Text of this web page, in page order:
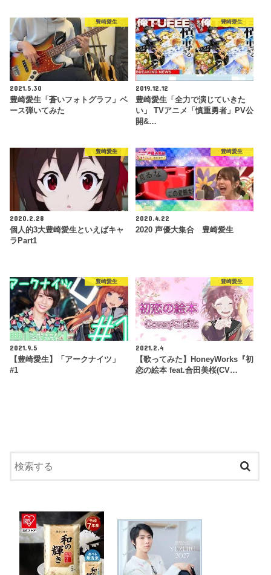
豊崎愛生
2021.5.30
豊崎愛生「蒼いフォトグラフ」ベ
ース弾いてみた
豊崎愛生
2019.12.12
豊崎愛生「全力で演じていきた
い」 TVアニメ「慎重勇者」PV公
開&…
豊崎愛生
2020.2.28
個人的3大豊崎愛生といえばキャ
ラPart1
豊崎愛生
2020.4.22
2020 声優大集合 豊崎愛生
豊崎愛生
2021.9.5
【豊崎愛生】「アークナイツ」
#1
豊崎愛生
2021.2.4
【歌ってみた】HoneyWorks『初
恋の絵本 feat.合田美桜(CV…